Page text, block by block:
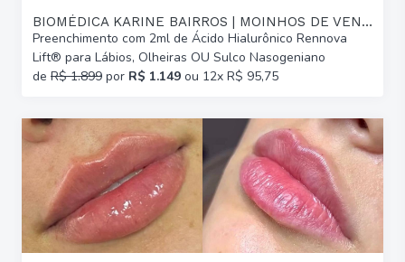
BIOMÉDICA KARINE BAIRROS | MOINHOS DE VENTO
Preenchimento com 2ml de Ácido Hialurônico Rennova
Lift® para Lábios, Olheiras OU Sulco Nasogeniano
de R$ 1.899 por R$ 1.149 ou 12x R$ 95,75